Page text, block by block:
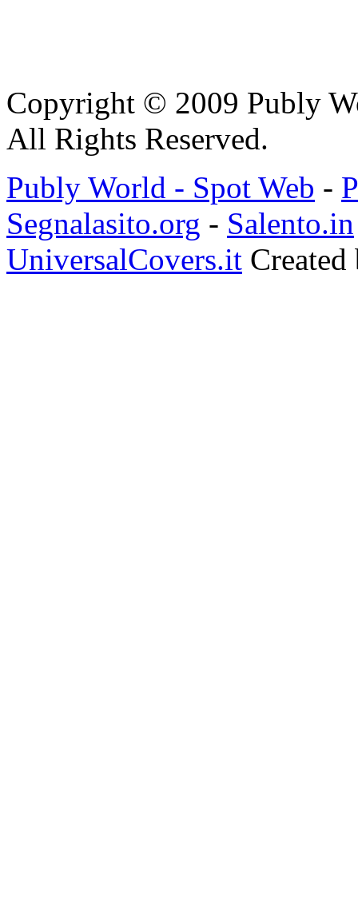
Copyright © 2009 Publy
All Rights Reserved.
Publy World - Spot Web -
Segnalasito.org - Salento.in
UniversalCovers.it